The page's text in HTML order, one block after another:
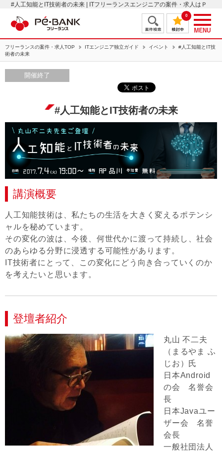
#人工知能とIT技術者の未来 | ITフリーランスエンジニアの案件・求人はＰ
0
フリーランスの案件・求人TOP ITエンジニア独立ガイド イベント
#人工知能とIT技
術者の未来
開催終了
#人工知能とIT技術者の未来
講演概要
人工知能技術は、私たちの生活を大きく変えるポテンシ
ャルを秘めています。
その変化の波は、今後、何世代かに渡って持続し、社会
のあらゆる分野に浸透する可能性があります。
IT技術者にとって、この変化にどう向き合っていくのか
を考えたいと思います。
登壇者紹介
丸山 不二夫
（まるやま ふ
じお）氏
日本Android
の会 名誉会
長
日本Javaユー
ザー会 名誉
会長
一般社団法人